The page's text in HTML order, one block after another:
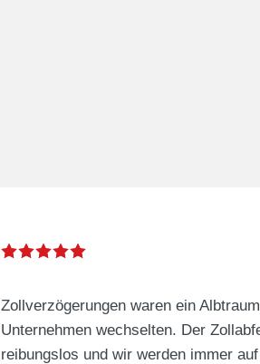
Zollverzögerungen waren ein
Unternehmen wechselten. Der
reibungslos und wir werden immer